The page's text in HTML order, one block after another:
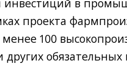
инвестиций в
проекта
100
других